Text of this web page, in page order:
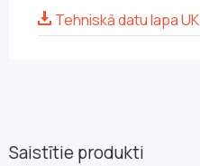
Tehniskā datu lapa UK
Saistītie produkti